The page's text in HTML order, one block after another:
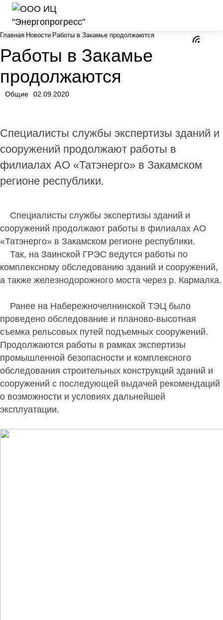
Главная Новости Работы в Закамье продолжаются
Работы в Закамье
продолжаются
Общие 02.09.2020
Специалисты службы экспертизы зданий и
сооружений продолжают работы в
филиалах АО «Татэнерго» в Закамском
регионе республики.
Специалисты службы экспертизы зданий и
сооружений продолжают работы в филиалах АО
«Татэнерго» в Закамском регионе республики.
Так, на Заинской ГРЭС ведутся работы по
комплексному обследованию зданий и сооружений,
а также железнодорожного моста через р. Кармалка.
Ранее на Набережночелнинской ТЭЦ было
проведено обследование и планово-высотная
съемка рельсовых путей подъемных сооружений.
Продолжаются работы в рамках экспертизы
промышленной безопасности и комплексного
обследования строительных конструкций зданий и
сооружений с последующей выдачей рекомендаций
о возможности и условиях дальнейшей
эксплуатации.